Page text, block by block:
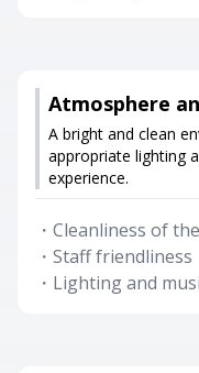
Atmosphere
A bright and clean
appropriate lighting
experience.
・ Cleanliness of
・ Staff friendliness
・ Lighting and